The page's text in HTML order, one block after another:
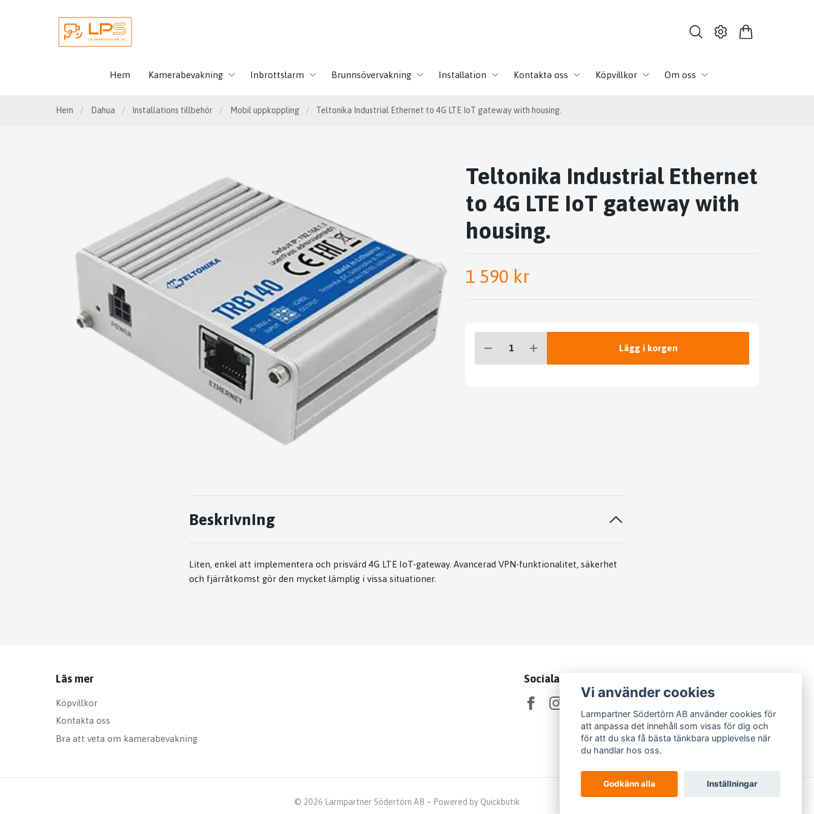
Hem Kamerabevakning Inbrottslarm Brunnsövervakning Installation Kontakta oss Köpvillkor Om oss
Hem / Dahua / Installations tillbehör / Mobil uppkoppling / Teltonika Industrial Ethernet to 4G LTE IoT gateway with housing.
Teltonika Industrial Ethernet
to 4G LTE IoT gateway with
housing.
1 590 kr
Lägg i korgen
Beskrivning
Liten, enkel att implementera och prisvärd 4G LTE IoT-gateway. Avancerad VPN-funktionalitet, säkerhet
och fjärråtkomst gör den mycket lämplig i vissa situationer.
Läs mer
Köpvillkor
Kontakta oss
Bra att veta om kamerabevakning
Sociala medier
© 2026 Larmpartner Södertörn AB – Powered by Quickbutik
Vi använder cookies
Larmpartner Södertörn AB använder cookies för
att anpassa det innehåll som visas för dig och
för att du ska få bästa tänkbara upplevelse när
du handlar hos oss.
Godkänn alla Inställningar